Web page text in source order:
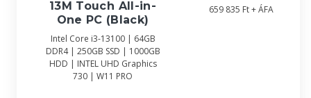
13M Touch All-in-
One PC (Black)
Intel Core i3-13100 | 64GB
DDR4 | 250GB SSD | 1000GB
HDD | INTEL UHD Graphics
730 | W11 PRO
659 835 Ft + ÁFA